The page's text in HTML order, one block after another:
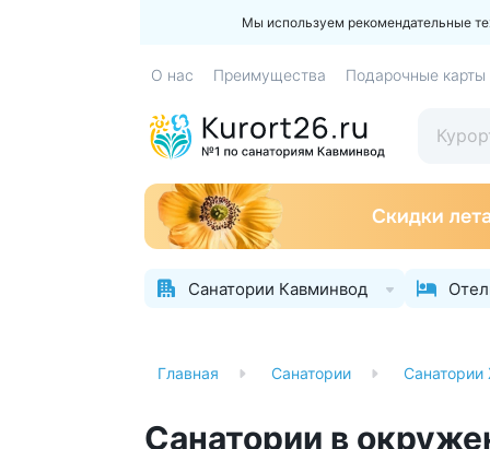
Мы используем рекомендательные
О нас Преимущества Подарочные карты
Санатории Кавминвод
Главная Санатории Санатории
Санатории в